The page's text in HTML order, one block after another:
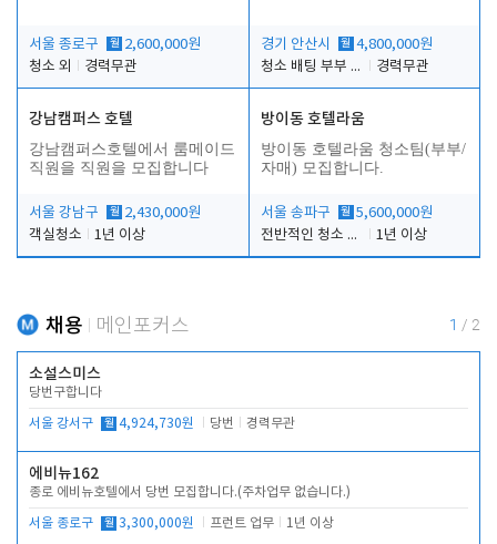
서울 종로구 월 2,600,000원
청소 외
경력무관
경기 안산시 월 4,800,000원
청소 배팅 부부 구합니다
경력무관
강남캠퍼스 호텔
강남캠퍼스호텔에서 룸메이드
직원을 직원을 모집합니다
서울 강남구 월 2,430,000원
객실청소
1년 이상
방이동 호텔라움
방이동 호텔라움 청소팀(부부/
자매) 모집합니다.
서울 송파구 월 5,600,000원
전반적인 청소 업무(객실청소.객실정리)
1년 이상
채용 메인포커스 1 / 2
소설스미스
당번구합니다
서울 강서구 월 4,924,730원 당번 경력무관
에비뉴162
종로 에비뉴호텔에서 당번 모집합니다.(주차업무 없습니다.)
서울 종로구 월 3,300,000원 프런트 업무 1년 이상